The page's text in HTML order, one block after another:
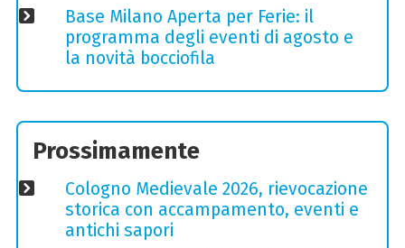
Base Milano Aperta per Ferie: il
programma degli eventi di agosto e
la novità bocciofila
Prossimamente
Cologno Medievale 2026, rievocazione
storica con accampamento, eventi e
antichi sapori